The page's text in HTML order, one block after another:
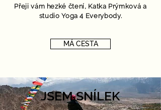
Přeji vám hezké čtení, Katka Prýmková a
studio Yoga 4 Everybody.
MÁ CESTA
JSEM SNÍLEK